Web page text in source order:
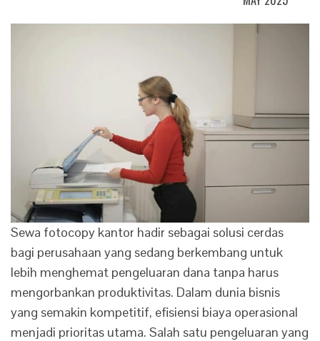
Sewa fotocopy kantor hadir sebagai solusi cerdas
bagi perusahaan yang sedang berkembang untuk
lebih menghemat pengeluaran dana tanpa harus
mengorbankan produktivitas. Dalam dunia bisnis
yang semakin kompetitif, efisiensi biaya operasional
menjadi prioritas utama. Salah satu pengeluaran yang